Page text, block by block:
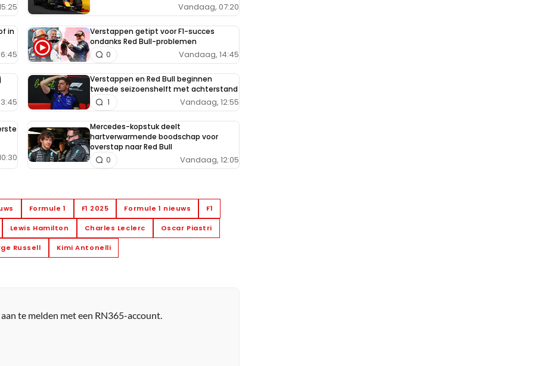
Vandaag, 07:20
in
Verstappen getipt voor F1-succes
ondanks Red Bull-problemen
Vandaag, 14:45
0
Verstappen en Red Bull beginnen
tweede seizoenshelft met achterstand
Vandaag, 12:55
1
Mercedes-kopstuk deelt
hartverwarmende boodschap voor
overstap naar Red Bull
Vandaag, 12:05
0
Formule 1 F1 2025 Formule 1 nieuws F1
Lewis Hamilton Charles Leclerc Oscar Piastri
Russell Kimi Antonelli
te melden met een RN365-account.